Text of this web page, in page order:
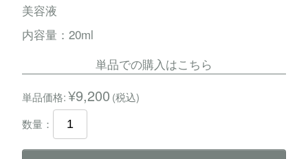
美容液
内容量：20ml
単品での購入はこちら
単品価格:¥9,200 (税込)
数量：